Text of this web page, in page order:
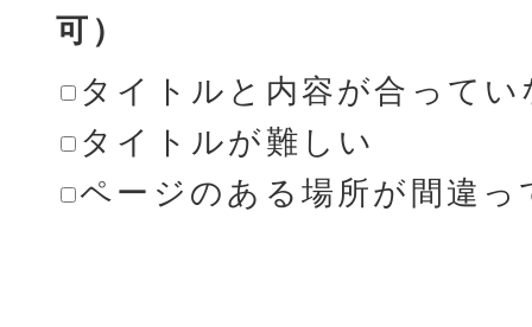
可）
タイトルと内容が合ってい
タイトルが難しい
ページのある場所が間違っ